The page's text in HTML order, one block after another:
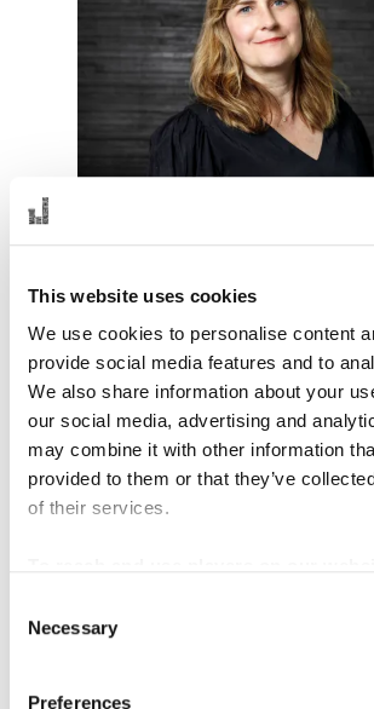
This website uses cookies
We use cookies to personalise content
provide social media features and to
We also share information about your
our social media, advertising and
may combine it with other information
provided to them or that they’ve
of their services.
Necessary
Preferences
Jessica Augustsson
Interim Bistrochef
jessica.augustsson@malmolive.se
Program